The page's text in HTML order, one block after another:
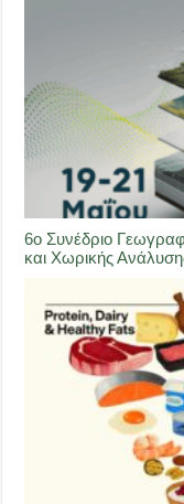
6ο Συνέδριο
και Χωρικής